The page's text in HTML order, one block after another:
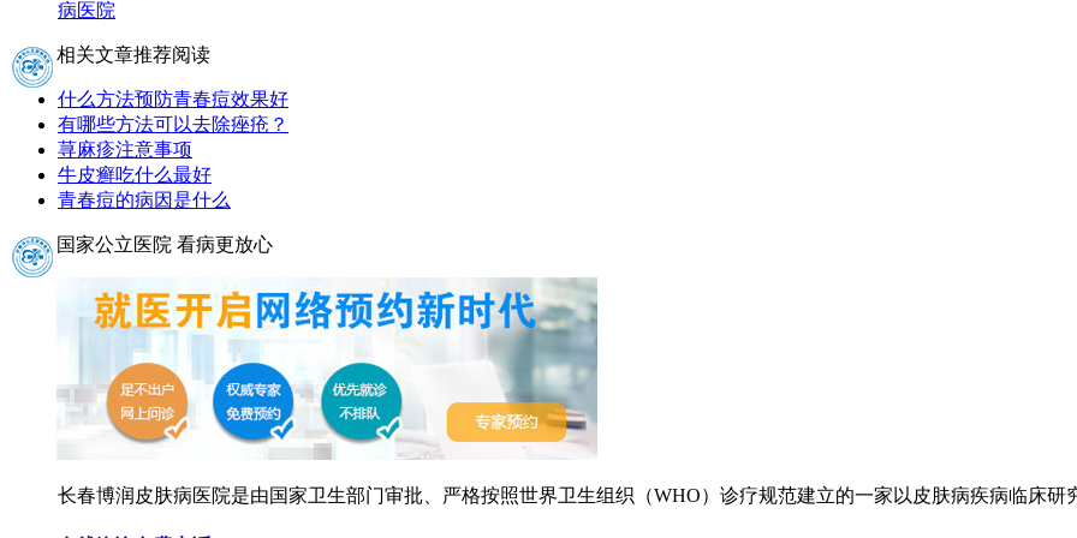
病医院
相关文章推荐阅读
什么方法预防青春痘效果好
有哪些方法可以去除痤疮？
荨麻疹注意事项
牛皮癣吃什么最好
青春痘的病因是什么
国家公立医院 看病更放心
长春博润皮肤病医院是由国家卫生部门审批、严格按照世界卫生组织（WHO）诊疗规范建立的一家以皮肤病疾病临床研